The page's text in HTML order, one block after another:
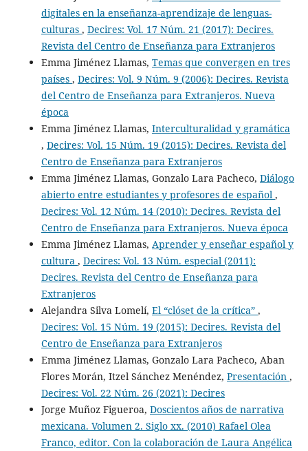
digitales en la enseñanza-aprendizaje de lenguas-
culturas , Decires: Vol. 17 Núm. 21 (2017): Decires.
Revista del Centro de Enseñanza para Extranjeros
Emma Jiménez Llamas, Temas que convergen en tres
países , Decires: Vol. 9 Núm. 9 (2006): Decires. Revista
del Centro de Enseñanza para Extranjeros. Nueva
época
Emma Jiménez Llamas, Interculturalidad y gramática
, Decires: Vol. 15 Núm. 19 (2015): Decires. Revista del
Centro de Enseñanza para Extranjeros
Emma Jiménez Llamas, Gonzalo Lara Pacheco, Diálogo
abierto entre estudiantes y profesores de español ,
Decires: Vol. 12 Núm. 14 (2010): Decires. Revista del
Centro de Enseñanza para Extranjeros. Nueva época
Emma Jiménez Llamas, Aprender y enseñar español y
cultura , Decires: Vol. 13 Núm. especial (2011):
Decires. Revista del Centro de Enseñanza para
Extranjeros
Alejandra Silva Lomelí, El “clóset de la crítica” ,
Decires: Vol. 15 Núm. 19 (2015): Decires. Revista del
Centro de Enseñanza para Extranjeros
Emma Jiménez Llamas, Gonzalo Lara Pacheco, Aban
Flores Morán, Itzel Sánchez Menéndez, Presentación ,
Decires: Vol. 22 Núm. 26 (2021): Decires
Jorge Muñoz Figueroa, Doscientos años de narrativa
mexicana. Volumen 2. Siglo xx. (2010) Rafael Olea
Franco, editor. Con la colaboración de Laura Angélica